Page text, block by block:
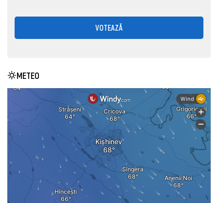
VOTEAZĂ
METEO